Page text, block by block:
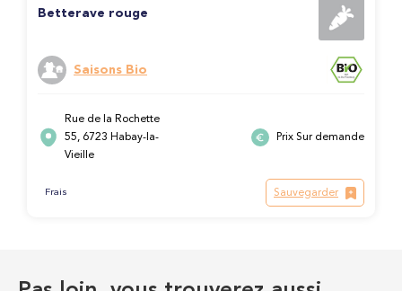
Betterave rouge
Saisons Bio
Rue de la Rochette
55, 6723 Habay-la-
Vieille
Prix Sur demande
Frais Sauvegarder